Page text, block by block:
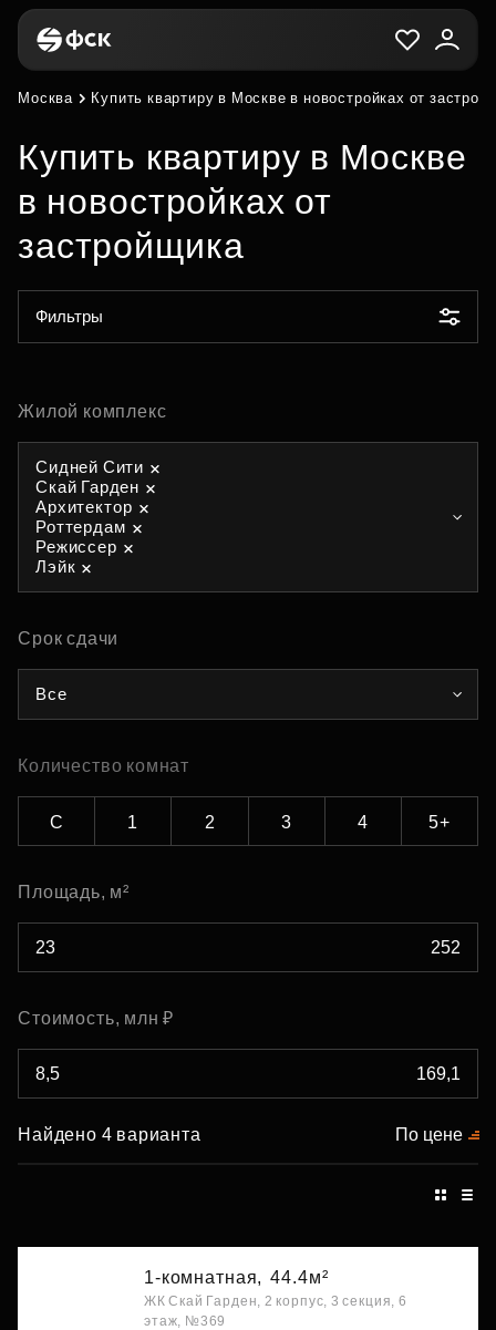
Москва Купить квартиру в Москве в новостройках от
Купить квартиру в Москве
в новостройках от
застройщика
Фильтры
Жилой комплекс
Сидней Сити
Скай Гарден
Архитектор
Роттердам
Режиссер
Лэйк
Срок сдачи
Все
Количество комнат
С 1 2 3 4 5+
Площадь, м²
Стоимость, млн ₽
Найдено 4 варианта По цене
1-комнатная, 44.4м²
ЖК Скай Гарден, 2 корпус, 3 секция, 6
этаж, №369